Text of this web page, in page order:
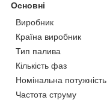
Основні
Виробник
Країна виробник
Тип палива
Кількість фаз
Номінальна потужність
Частота струму